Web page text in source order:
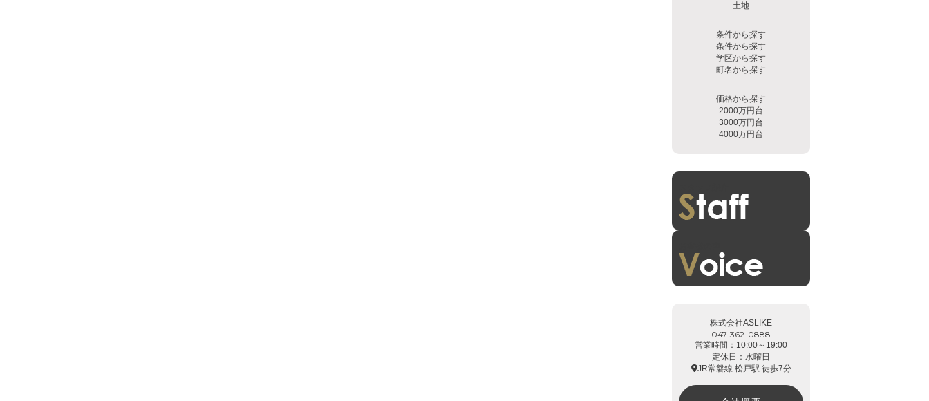
土地
条件から探す
条件から探す
学区から探す
町名から探す
価格から探す
2000万円台
3000万円台
4000万円台
株式会社ASLIKE
047-362-0888
営業時間：10:00～19:00
定休日：水曜日
JR常磐線 松戸駅 徒歩7分